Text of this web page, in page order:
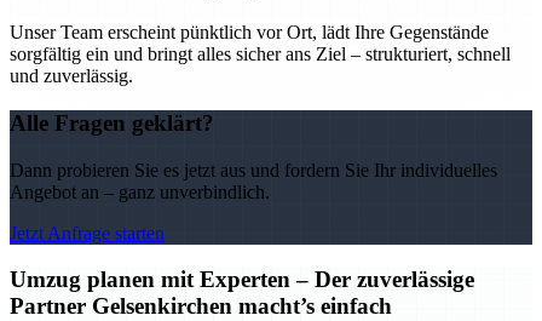
Unser Team erscheint pünktlich vor Ort, lädt Ihre Gegenstände
sorgfältig ein und bringt alles sicher ans Ziel – strukturiert, schnell
und zuverlässig.
Alle Fragen geklärt?
Dann probieren Sie es jetzt aus und fordern Sie Ihr individuelles
Angebot an – ganz unverbindlich.
Jetzt Anfrage starten
Umzug planen mit Experten – Der zuverlässige
Partner Gelsenkirchen macht’s einfach